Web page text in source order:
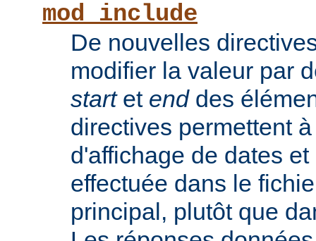
mod_include
De nouvelles
modifier la valeur par
startet enddes
directives permettent
d'affichage de dates
effectuée dans le
principal, plutôt que